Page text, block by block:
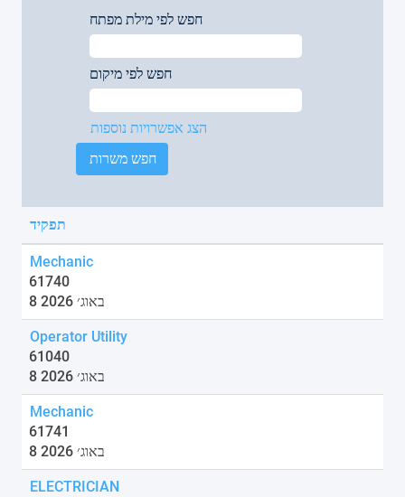
חפש לפי מילת מפתח
חפש לפי מיקום
הצג אפשרויות נוספות
תפקיד
Mechanic
61740
8 באוג׳ 2026
Operator Utility
61040
8 באוג׳ 2026
Mechanic
61741
8 באוג׳ 2026
ELECTRICIAN